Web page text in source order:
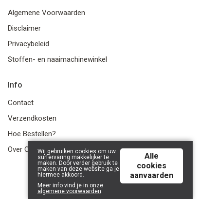
Algemene Voorwaarden
Disclaimer
Privacybeleid
Stoffen- en naaimachinewinkel
Info
Contact
Verzendkosten
Hoe Bestellen?
Over Ons
© 2026 LanaLotta | Powered byTilroy.
Wij gebruiken cookies om uw
surfervaring makkelijker te
maken. Door verder gebruik te
maken van deze website ga je
hiermee akkoord.
Meer info vind je in onze
algemene voorwaarden.
Alle
cookies
aanvaarden